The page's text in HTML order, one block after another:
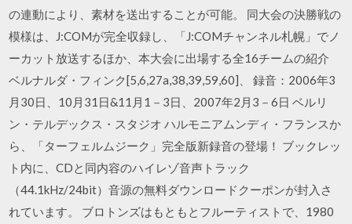
の連動により、素材を送出することが可能。 同大会の決勝戦の
模様は、J:COMが完全収録し、「J:COMチャンネル札幌」でノ
ーカット放送するほか、本大会に出場する全16チームの紹介
ベルナルダ・フィンク[5,6,27a,38,39,59,60]、 録音：2006年3
月30日、10月31日&11月1－3日、2007年2月3－6日 ベルリ
ン・テルデックス・スタジオ ハルモニアムンディ・フランスか
ら、「ターフェルムジーク」完全版新録音の登場！ ブックレッ
ト内に、CDと同内容のハイレゾ音声トラック
（44.1kHz/24bit）音源の無料ダウンロードクーポンが封入さ
れています。 ブロトンズはもともとフルーティストで、1980